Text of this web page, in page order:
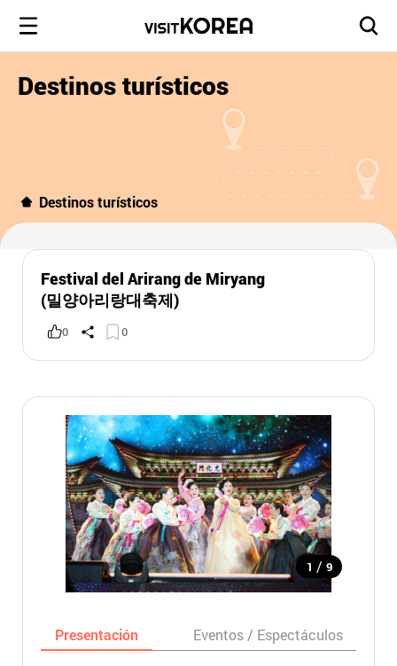
Destinos turísticos
Destinos turísticos
Festival del Arirang de Miryang
(밀양아리랑대축제)
0 0
1 / 9
Presentación Eventos / Espectáculos